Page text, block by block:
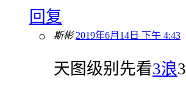
回复
斯彬 2019年6月14日 下午 4:43
天图级别先看3浪